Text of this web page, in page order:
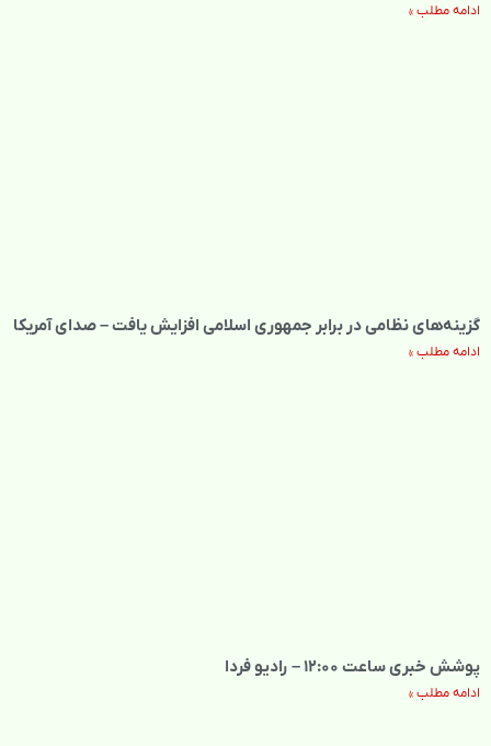
ادامه مطلب »
گزینه‌های نظامی در برابر جمهوری اسلامی افزایش یافت – صدای آمریکا
ادامه مطلب »
پوشش خبری ساعت ۱۲:۰۰ – رادیو فردا
ادامه مطلب »